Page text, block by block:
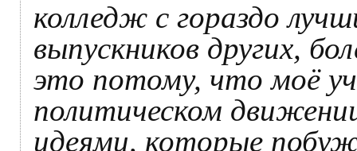
колледж с гораздо
выпускников других,
это потому, что моё
политическом
идеями, которые